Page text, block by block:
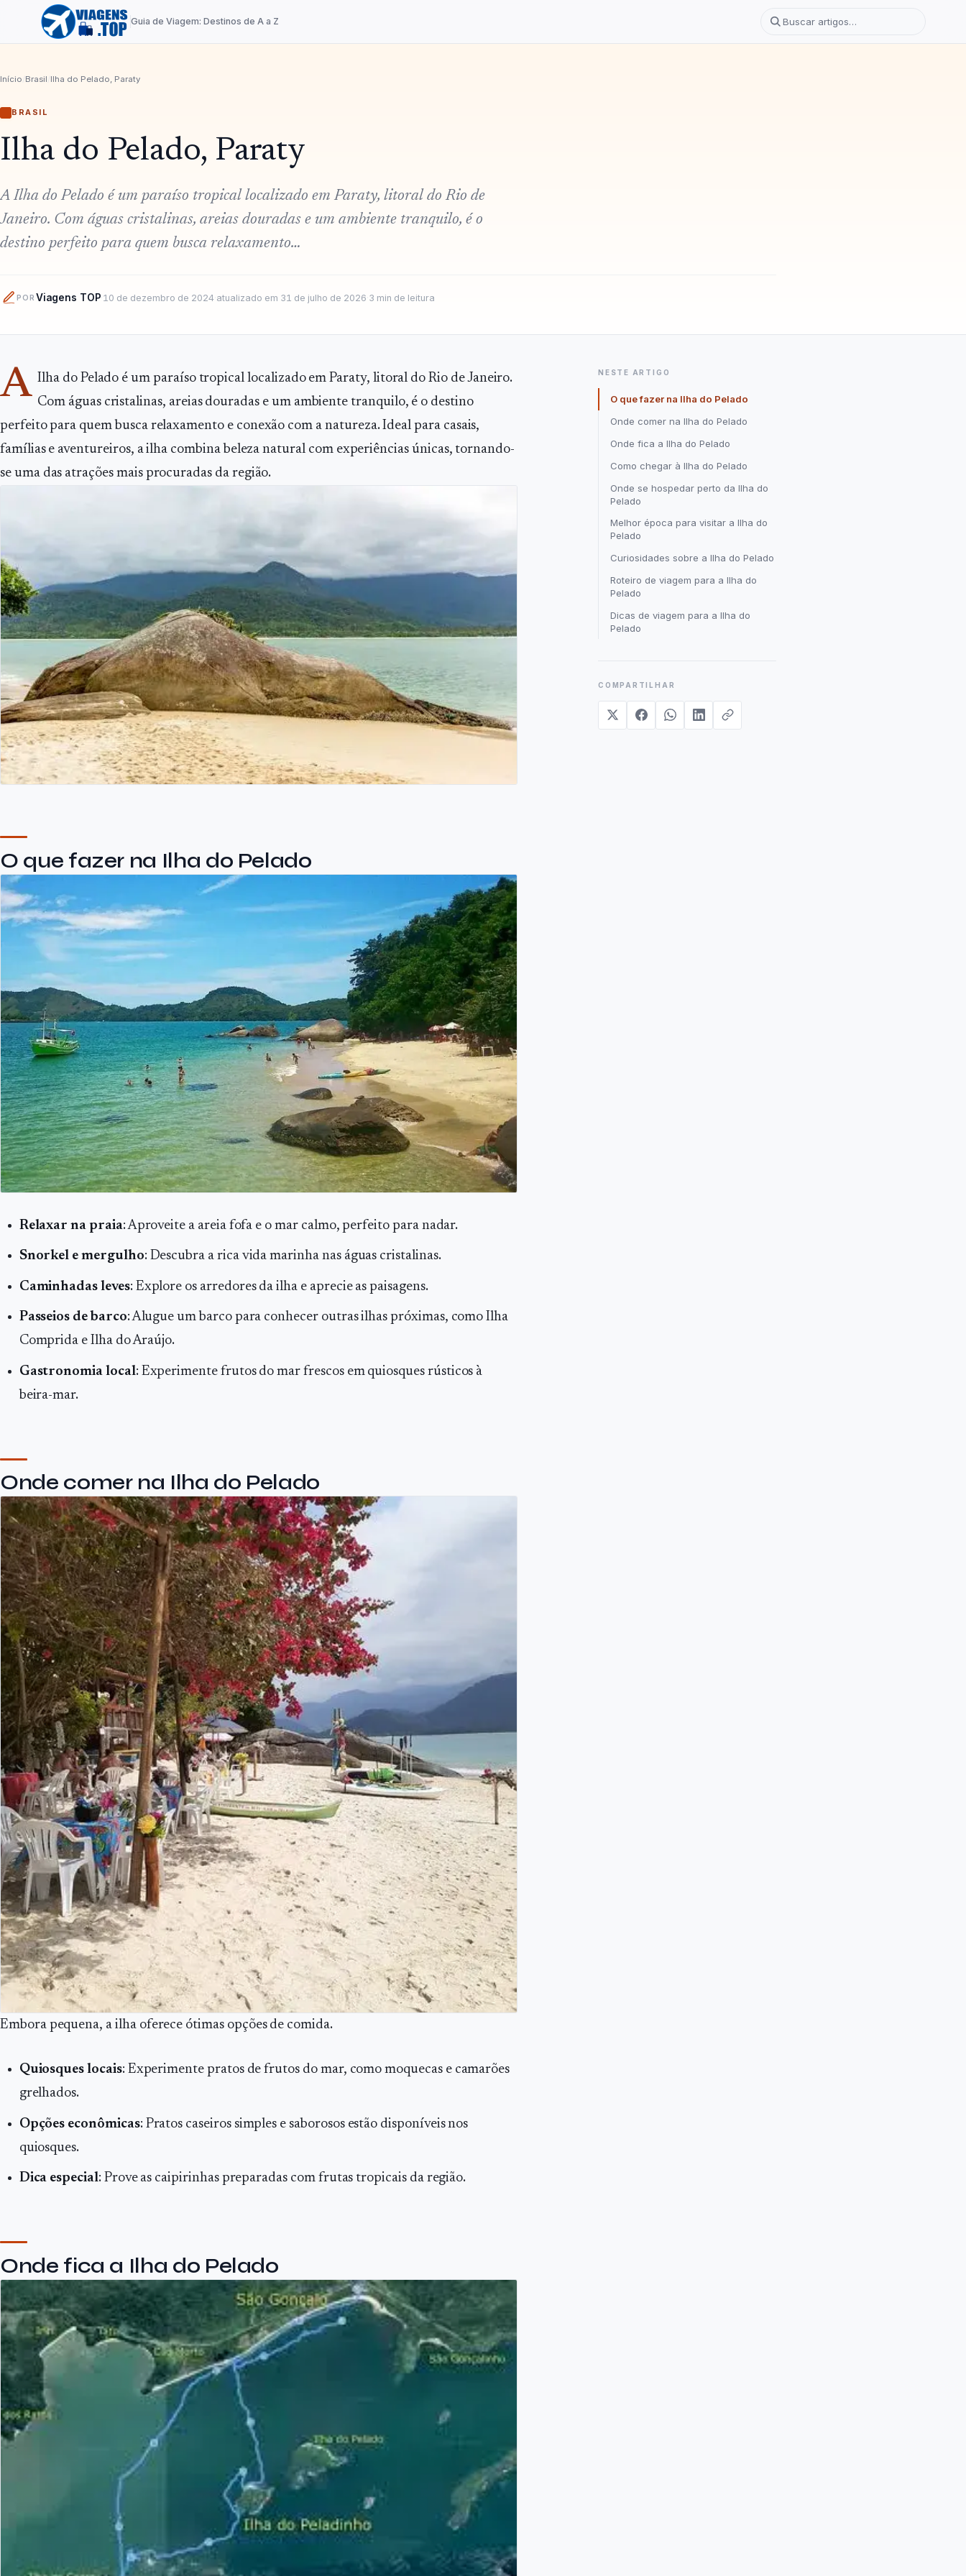
Guia de Viagem: Destinos de A a Z
Início/Brasil/Ilha do Pelado, Paraty
BRASIL
Ilha do Pelado, Paraty
A Ilha do Pelado é um paraíso tropical localizado em Paraty, litoral do Rio de
Janeiro. Com águas cristalinas, areias douradas e um ambiente tranquilo, é o
destino perfeito para quem busca relaxamento…
POR Viagens TOP 10 de dezembro de 2024 atualizado em 31 de julho de 2026 3 min de leitura
A Ilha do Pelado é um paraíso tropical localizado em Paraty, litoral do Rio de Janeiro.
Com águas cristalinas, areias douradas e um ambiente tranquilo, é o destino
perfeito para quem busca relaxamento e conexão com a natureza. Ideal para casais,
famílias e aventureiros, a ilha combina beleza natural com experiências únicas, tornando-
se uma das atrações mais procuradas da região.
O que fazer na Ilha do Pelado
Relaxar na praia: Aproveite a areia fofa e o mar calmo, perfeito para nadar.
Snorkel e mergulho: Descubra a rica vida marinha nas águas cristalinas.
Caminhadas leves: Explore os arredores da ilha e aprecie as paisagens.
Passeios de barco: Alugue um barco para conhecer outras ilhas próximas, como Ilha
Comprida e Ilha do Araújo.
Gastronomia local: Experimente frutos do mar frescos em quiosques rústicos à
beira-mar.
Onde comer na Ilha do Pelado
Embora pequena, a ilha oferece ótimas opções de comida.
Quiosques locais: Experimente pratos de frutos do mar, como moquecas e camarões
grelhados.
Opções econômicas: Pratos caseiros simples e saborosos estão disponíveis nos
quiosques.
Dica especial: Prove as caipirinhas preparadas com frutas tropicais da região.
Onde fica a Ilha do Pelado
NESTE ARTIGO
O que fazer na Ilha do Pelado
Onde comer na Ilha do Pelado
Onde fica a Ilha do Pelado
Como chegar à Ilha do Pelado
Onde se hospedar perto da Ilha do
Pelado
Melhor época para visitar a Ilha do
Pelado
Curiosidades sobre a Ilha do Pelado
Roteiro de viagem para a Ilha do
Pelado
Dicas de viagem para a Ilha do
Pelado
COMPARTILHAR